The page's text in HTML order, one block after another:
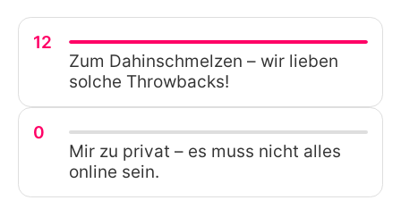
12
Zum Dahinschmelzen – wir lieben
solche Throwbacks!
0
Mir zu privat – es muss nicht alles
online sein.